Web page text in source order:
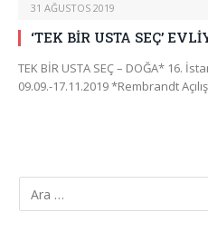
31 AĞUSTOS 2019
‘TEK BİR USTA SEÇ’
TEK BİR USTA SEÇ – DOĞA* 16.
09.09.-17.11.2019 *Rembrandt